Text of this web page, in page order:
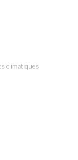
climatiques